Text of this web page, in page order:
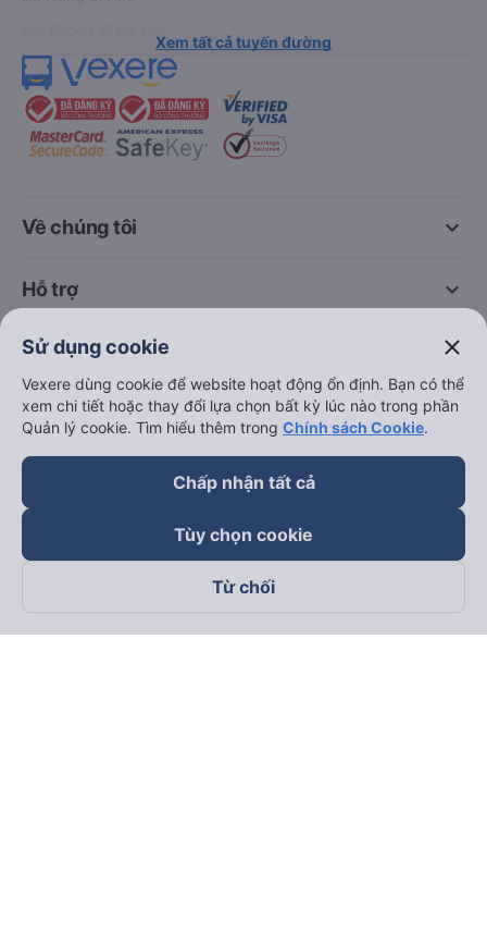
Xem tất cả tuyến đường
keyboard_arrow_down
Về chúng tôi
keyboard_arrow_down
Hỗ trợ
keyboard_arrow_down
Trở thành đối tác
Đối tác thanh toán
Sử dụng cookie close
Vexere dùng cookie để website hoạt động ổn định. Bạn có thể
xem chi tiết hoặc thay đổi lựa chọn bất kỳ lúc nào trong phần
Quản lý cookie. Tìm hiểu thêm trong Chính sách Cookie.
Chấp nhận tất cả
Tùy chọn cookie
Từ chối